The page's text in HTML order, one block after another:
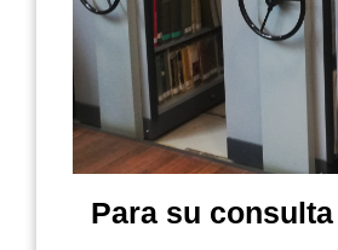
Para su consult